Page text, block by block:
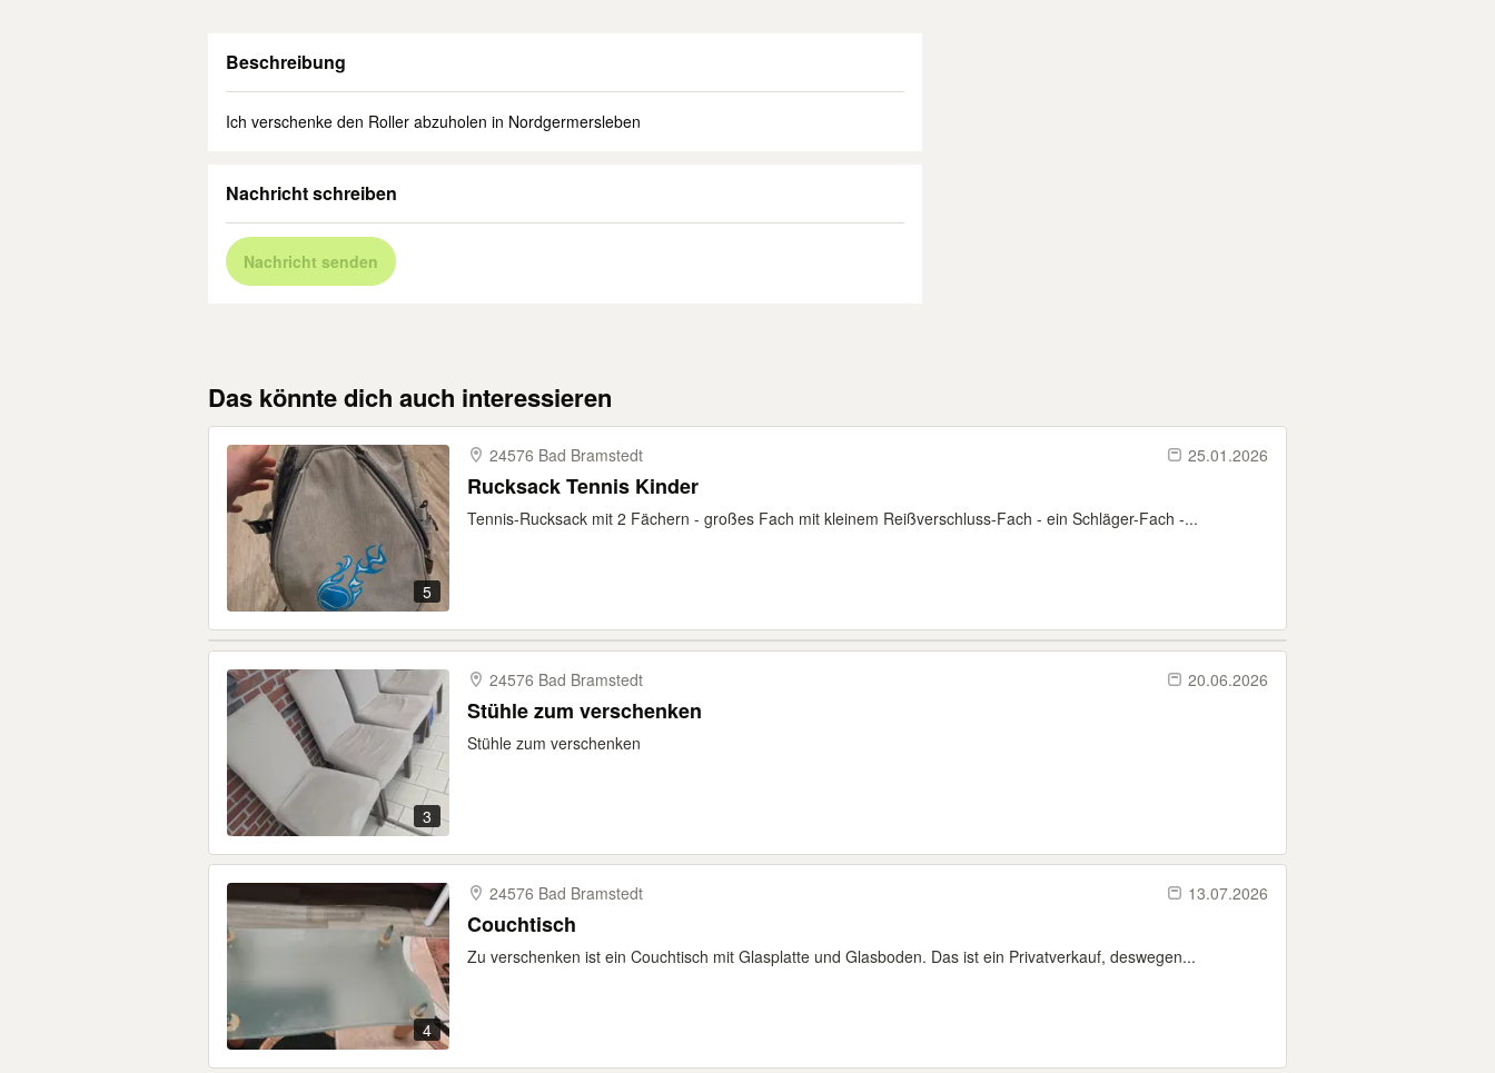
Beschreibung
Ich verschenke den Roller abzuholen in Nordgermersleben
Nachricht schreiben
Nachricht senden
Das könnte dich auch interessieren
5
24576 Bad Bramstedt 25.01.2026
Rucksack Tennis Kinder
Tennis-Rucksack mit 2 Fächern - großes Fach mit kleinem Reißverschluss-Fach - ein Schläger-Fach -...
3
24576 Bad Bramstedt 20.06.2026
Stühle zum verschenken
Stühle zum verschenken
4
24576 Bad Bramstedt 13.07.2026
Couchtisch
Zu verschenken ist ein Couchtisch mit Glasplatte und Glasboden. Das ist ein Privatverkauf, deswegen...